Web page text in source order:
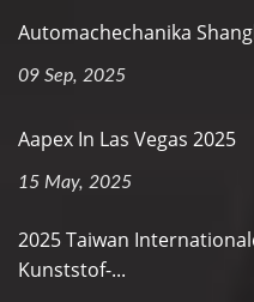
Automachechanika
09 Sep, 2025
Aapex In Las Vegas 2025
15 May, 2025
2025 Taiwan
Kunststof-...